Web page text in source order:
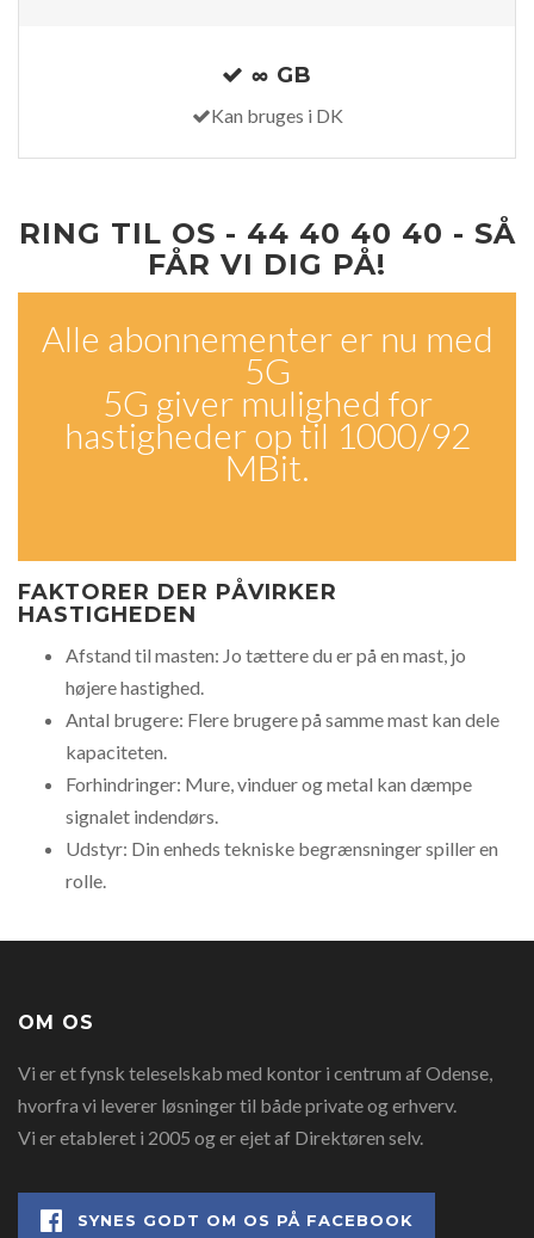
∞ GB
Kan bruges i DK
RING TIL OS - 44 40 40 40 - SÅ
FÅR VI DIG PÅ!
Alle abonnementer er nu med
5G
5G giver mulighed for
hastigheder op til 1000/92
MBit.
FAKTORER DER PÅVIRKER
HASTIGHEDEN
Afstand til masten: Jo tættere du er på en mast, jo
højere hastighed.
Antal brugere: Flere brugere på samme mast kan dele
kapaciteten.
Forhindringer: Mure, vinduer og metal kan dæmpe
signalet indendørs.
Udstyr: Din enheds tekniske begrænsninger spiller en
rolle.
OM OS
Vi er et fynsk teleselskab med kontor i centrum af Odense,
hvorfra vi leverer løsninger til både private og erhverv.
Vi er etableret i 2005 og er ejet af Direktøren selv.
SYNES GODT OM OS PÅ FACEBOOK